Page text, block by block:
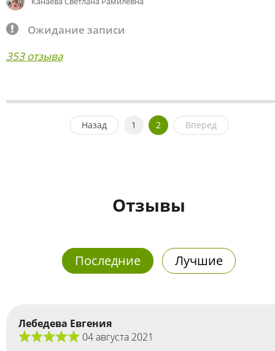
Ожидание записи
353 отзыва
Назад 1 2 Вперед
Отзывы
Последние Лучшие
Лебедева Евгения
04 августа 2021